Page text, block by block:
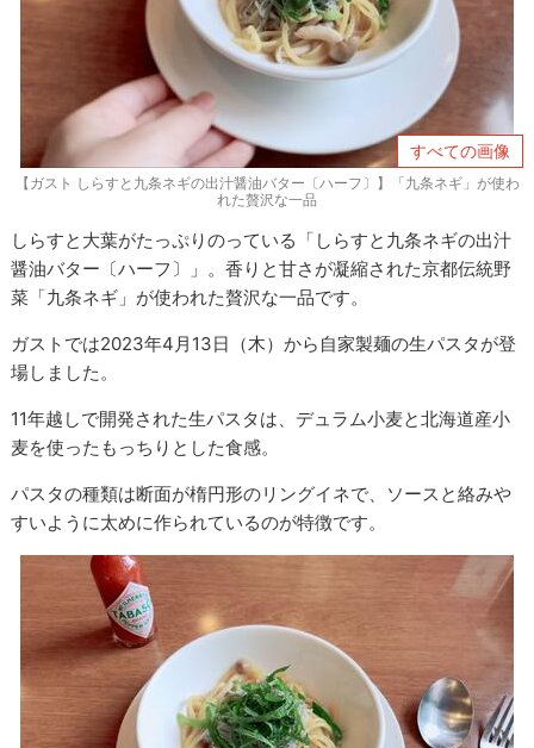
すべての画像
【ガスト しらすと九条ネギの出汁醤油バター〔ハーフ〕】「九条ネギ」が使わ
れた贅沢な一品
しらすと大葉がたっぷりのっている「しらすと九条ネギの出汁
醤油バター〔ハーフ〕」。香りと甘さが凝縮された京都伝統野
菜「九条ネギ」が使われた贅沢な一品です。
ガストでは2023年4月13日（木）から自家製麺の生パスタが登
場しました。
11年越しで開発された生パスタは、デュラム小麦と北海道産小
麦を使ったもっちりとした食感。
パスタの種類は断面が楕円形のリングイネで、ソースと絡みや
すいように太めに作られているのが特徴です。